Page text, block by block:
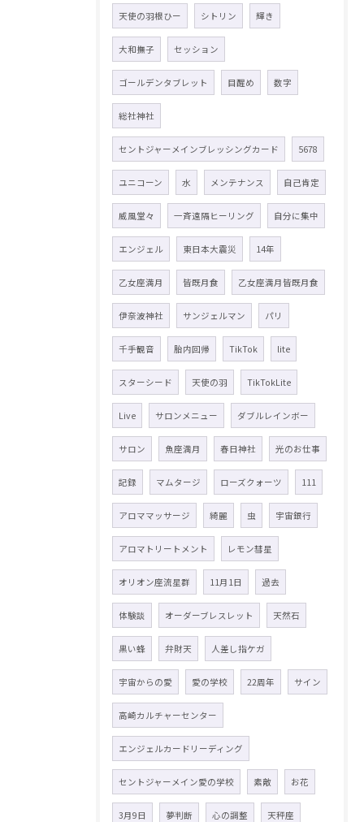
天使の羽根ひー シトリン 輝き
大和撫子 セッション
ゴールデンタブレット 目醒め 数字
総社神社
セントジャーメインブレッシングカード 5678
ユニコーン 水 メンテナンス 自己肯定
威風堂々 一斉遠隔ヒーリング 自分に集中
エンジェル 東日本大震災 14年
乙女座満月 皆既月食 乙女座満月皆既月食
伊奈波神社 サンジェルマン パリ
千手観音 胎内回帰 TikTok lite
スターシード 天使の羽 TikTokLite
Live サロンメニュー ダブルレインボー
サロン 魚座満月 春日神社 光のお仕事
記録 マムタージ ローズクォーツ 111
アロママッサージ 綺麗 虫 宇宙銀行
アロマトリートメント レモン彗星
オリオン座流星群 11月1日 過去
体験談 オーダーブレスレット 天然石
黒い蜂 弁財天 人差し指ケガ
宇宙からの愛 愛の学校 22周年 サイン
高崎カルチャーセンター
エンジェルカードリーディング
セントジャーメイン愛の学校 素敵 お花
3月9日 夢判断 心の調整 天秤座